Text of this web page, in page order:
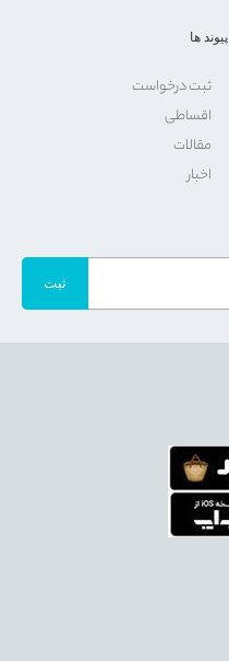
پیوند ها
ثبت درخواست
اقساطی
مقالات
اخبار